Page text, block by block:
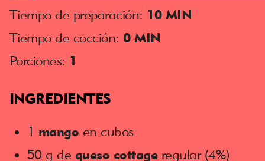
Tiempo de preparación: 10 MIN
Tiempo de cocción:0 MIN
Porciones: 1
INGREDIENTES
1 mango en cubos
50 g de queso cottage regular (4%)